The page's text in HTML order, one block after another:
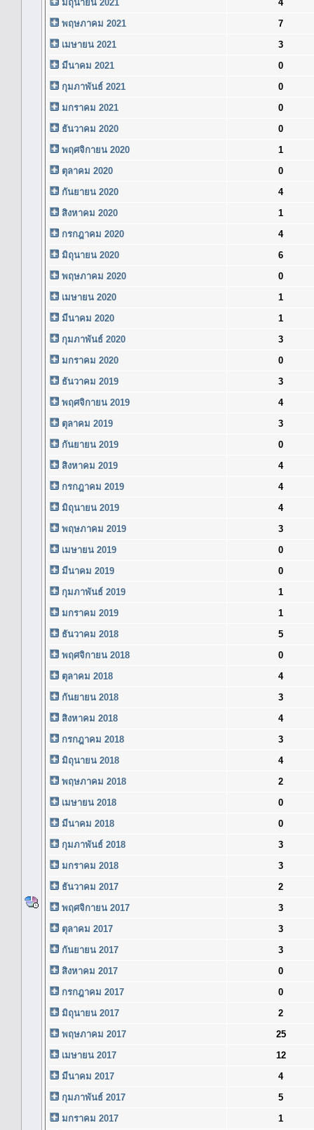
มิถุนายน 2021
4
พฤษภาคม 2021
7
เมษายน 2021
3
มีนาคม 2021
0
กุมภาพันธ์ 2021
0
มกราคม 2021
0
ธันวาคม 2020
0
พฤศจิกายน 2020
1
ตุลาคม 2020
0
กันยายน 2020
4
สิงหาคม 2020
1
กรกฎาคม 2020
4
มิถุนายน 2020
6
พฤษภาคม 2020
0
เมษายน 2020
1
มีนาคม 2020
1
กุมภาพันธ์ 2020
3
มกราคม 2020
0
ธันวาคม 2019
3
พฤศจิกายน 2019
4
ตุลาคม 2019
3
กันยายน 2019
0
สิงหาคม 2019
4
กรกฎาคม 2019
4
มิถุนายน 2019
4
พฤษภาคม 2019
3
เมษายน 2019
0
มีนาคม 2019
0
กุมภาพันธ์ 2019
1
มกราคม 2019
1
ธันวาคม 2018
5
พฤศจิกายน 2018
0
ตุลาคม 2018
4
กันยายน 2018
3
สิงหาคม 2018
4
กรกฎาคม 2018
3
มิถุนายน 2018
4
พฤษภาคม 2018
2
เมษายน 2018
0
มีนาคม 2018
0
กุมภาพันธ์ 2018
3
มกราคม 2018
3
ธันวาคม 2017
2
พฤศจิกายน 2017
3
ตุลาคม 2017
3
กันยายน 2017
3
สิงหาคม 2017
0
กรกฎาคม 2017
0
มิถุนายน 2017
2
พฤษภาคม 2017
25
เมษายน 2017
12
มีนาคม 2017
4
กุมภาพันธ์ 2017
5
มกราคม 2017
1